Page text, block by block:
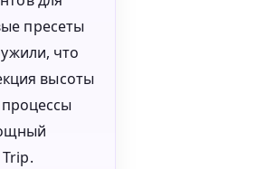
пресеты
что
высоты